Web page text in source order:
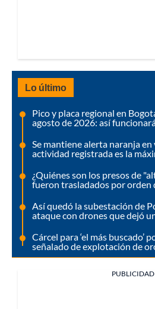
Lo último
Pico y placa regional en
agosto de 2026: así
Se mantiene alerta naranja en
actividad registrada es la
¿Quiénes son los presos de
fueron trasladados por orden
Así quedó la subestación de
ataque con drones que dejó
Cárcel para ‘el más buscado’
señalado de explotación de
PUBLICIDAD